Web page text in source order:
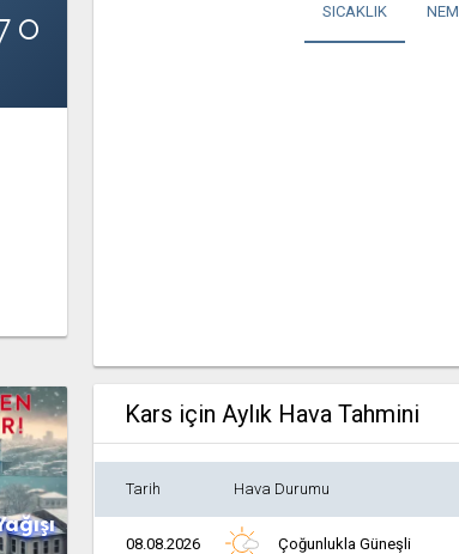
SICAKLIK NEM
Kars için Aylık Hava Tahmini
Tarih Hava Durumu
08.08.2026 Çoğunlukla Güneşli